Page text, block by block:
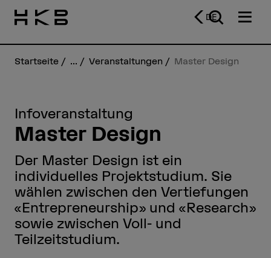
DE
Startseite ... Veranstaltungen Master Design
Infoveranstaltung
Master Design
Der Master Design ist ein
individuelles Projektstudium. Sie
wählen zwischen den Vertiefungen
«Entrepreneurship» und «Research»
sowie zwischen Voll- und
Teilzeitstudium.